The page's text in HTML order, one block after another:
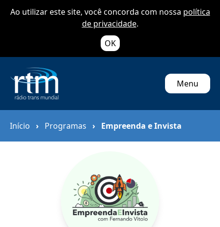
Ao utilizar este site, você concorda com nossa política
de privacidade.
OK
Menu
Início › Programas › Empreenda e Invista